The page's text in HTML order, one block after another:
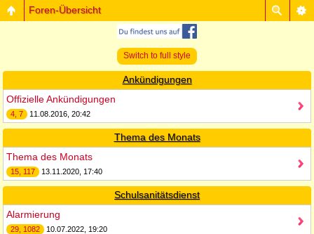
Foren-Übersicht
Switch to full style
Ankündigungen
Offizielle Ankündigungen
4, 7 11.08.2016, 20:42
Thema des Monats
Thema des Monats
15, 117 13.11.2020, 17:40
Schulsanitätsdienst
Alarmierung
29, 1082 10.07.2022, 19:20